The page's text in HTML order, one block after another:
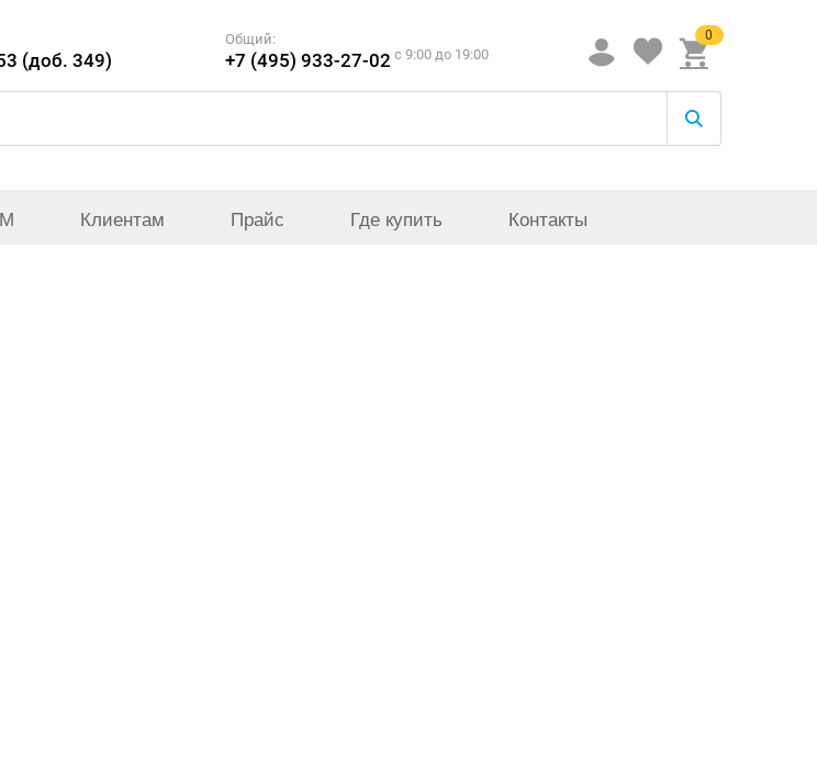
(доб. 349)
Общий:
+7 (495) 933-27-02 c 9:00 до 19:00
0
Клиентам Прайс Где купить Контакты